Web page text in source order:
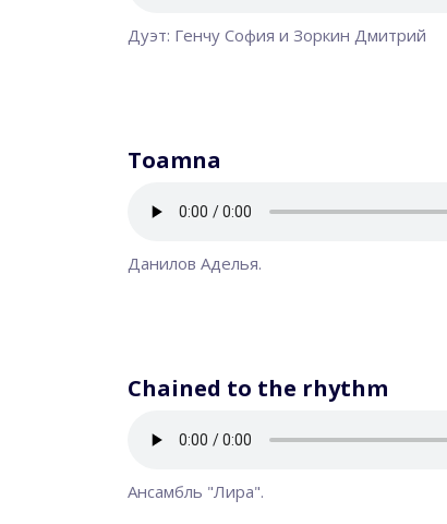
Дуэт: Генчу София и Зоркин Дмитрий
Toamna
Данилов Аделья.
Chained to the rhythm
Ансамбль "Лира".